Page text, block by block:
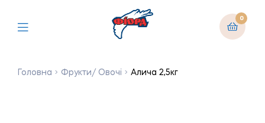
0
Головна Фрукти/ Овочі Алича 2,5кг